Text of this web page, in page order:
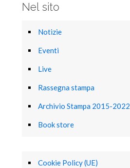
Nel sito
Notizie
Eventi
Live
Rassegna stampa
Archivio Stampa 2015-2022
Book store
Cookie Policy (UE)